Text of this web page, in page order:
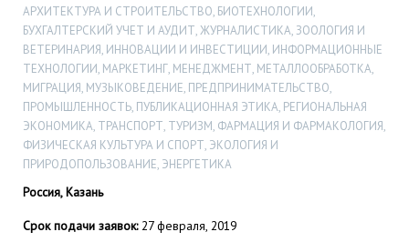
АРХИТЕКТУРА И СТРОИТЕЛЬСТВО, БИОТЕХНОЛОГИИ,
БУХГАЛТЕРСКИЙ УЧЕТ И АУДИТ, ЖУРНАЛИСТИКА, ЗООЛОГИЯ И
ВЕТЕРИНАРИЯ, ИННОВАЦИИ И ИНВЕСТИЦИИ, ИНФОРМАЦИОННЫЕ
ТЕХНОЛОГИИ, МАРКЕТИНГ, МЕНЕДЖМЕНТ, МЕТАЛЛООБРАБОТКА,
МИГРАЦИЯ, МУЗЫКОВЕДЕНИЕ, ПРЕДПРИНИМАТЕЛЬСТВО,
ПРОМЫШЛЕННОСТЬ, ПУБЛИКАЦИОННАЯ ЭТИКА, РЕГИОНАЛЬНАЯ
ЭКОНОМИКА, ТРАНСПОРТ, ТУРИЗМ, ФАРМАЦИЯ И ФАРМАКОЛОГИЯ,
ФИЗИЧЕСКАЯ КУЛЬТУРА И СПОРТ, ЭКОЛОГИЯ И
ПРИРОДОПОЛЬЗОВАНИЕ, ЭНЕРГЕТИКА
Россия, Казань
Срок подачи заявок:27 февраля, 2019